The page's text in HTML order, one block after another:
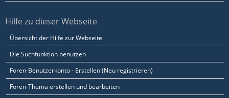
Hilfe zu dieser Webseite
Übersicht der Hilfe zur Webseite
Die Suchfunktion benutzen
Foren-Benutzerkonto - Erstellen (Neu registrieren)
Foren-Thema erstellen und bearbeiten